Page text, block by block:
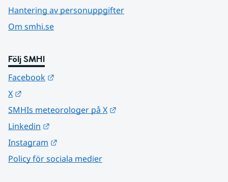
Hantering av personuppgifter
Om smhi.se
Följ SMHI
Facebook
X
SMHIs meteorologer på X
Linkedin
Instagram
Policy för sociala medier